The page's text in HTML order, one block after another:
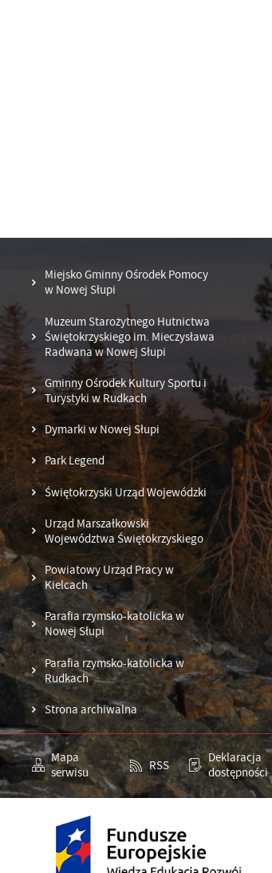
Miejsko Gminny Ośrodek Pomocy
w Nowej Słupi
Muzeum Starożytnego Hutnictwa
Świętokrzyskiego im. Mieczysława
Radwana w Nowej Słupi
Gminny Ośrodek Kultury Sportu i
Turystyki w Rudkach
Dymarki w Nowej Słupi
Park Legend
Świętokrzyski Urząd Wojewódzki
Urząd Marszałkowski
Województwa Świętokrzyskiego
Powiatowy Urząd Pracy w
Kielcach
Parafia rzymsko-katolicka w
Nowej Słupi
Parafia rzymsko-katolicka w
Rudkach
Strona archiwalna
Mapa
serwisu
RSS
Deklaracja
dostępności